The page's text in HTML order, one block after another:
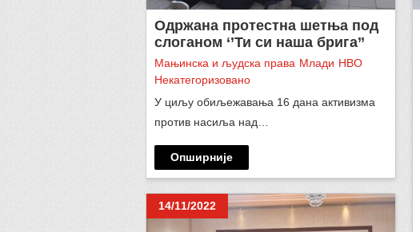
Одржана протестна шетња под
слоганом ‘’Ти си наша брига’’
Мањинска и људска права Млади НВО
Некатегоризовано
У циљу обиљежавања 16 дана активизма
против насиља над…
Опширније
14/11/2022